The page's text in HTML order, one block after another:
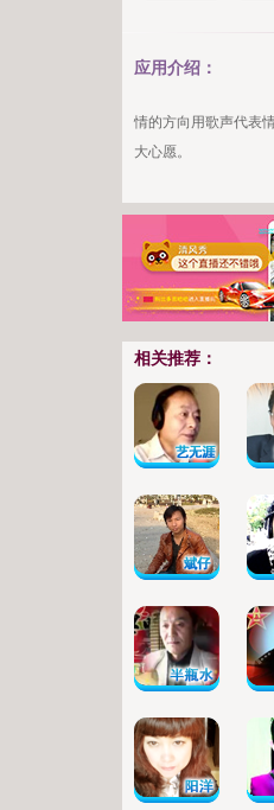
应用介绍：
情的方向用歌声代表
大心愿。
相关推荐：